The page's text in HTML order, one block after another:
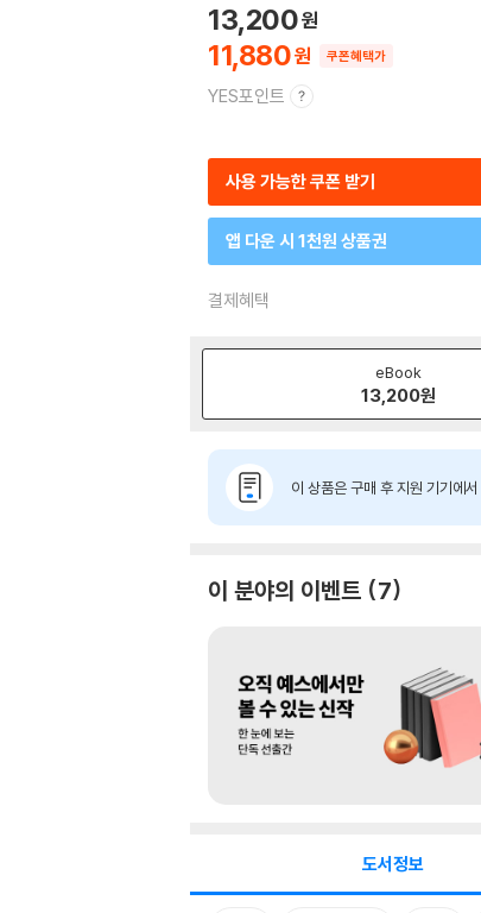
11,880
13,200
쿠폰혜택가
YES포인트
사용 가능한 쿠폰 받기
앱 다운 시 1천원 상품권
결제혜택
eBook
13,200원
이 상품은 구매 후 지원 기기에서
이 분야의 이벤트 7
도서정보